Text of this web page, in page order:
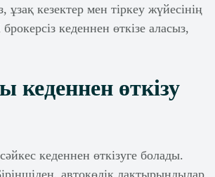
кезектер мен тіркеу жүйесінің
кеденнен өткізе аласыз,
кеденнен өткізу
кеденнен өткізуге болады.
автокөлік лақтырындылар